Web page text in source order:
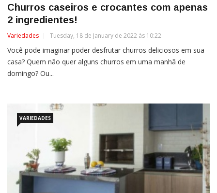
Churros caseiros e crocantes com apenas
2 ingredientes!
Variedades Tuesday, 18 de January de 2022 às 10:22
Você pode imaginar poder desfrutar churros deliciosos em sua
casa? Quem não quer alguns churros em uma manhã de
domingo? Ou...
VARIEDADES